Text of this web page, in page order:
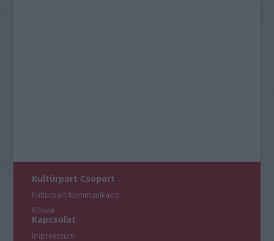
Kultúrpart Csoport
Kultúrpart Kommunikáció
Rólunk
Kapcsolat
Impresszum